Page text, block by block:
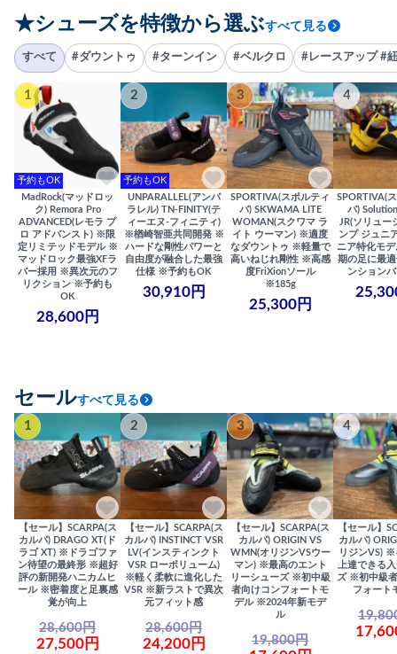
★シューズを特徴から選ぶすべて見る
すべて #ダウントゥ #ターンイン #ベルクロ #レースアップ #
1
予約もOK
MadRock(マッドロッ
ク) Remora Pro
ADVANCED(レモラ プ
ロ アドバンスト) ※限
定リミテッドモデル ※
マッドロック最強XFラ
バー採用 ※異次元のフ
リクション ※予約も
OK
28,600円
2
予約もOK
UNPARALLEL(アンパ
ラレル) TN-FINITY(テ
ィーエヌ-フィニティ)
※楢崎智亜共同開発 ※
ハードな剛性パワーと
自由度が融合した最強
仕様 ※予約もOK
30,910円
3
SPORTIVA(スポルティ
バ) SKWAMA LITE
WOMAN(スクワマ ラ
イト ウーマン) ※適度
なダウントゥ ※軽量で
高いねじれ剛性 ※高感
度FriXionソール
※185g
25,300円
4
SPORTIVA(
バ)
JR(ソリュー
ンプ ジュニ
ニア特化モ
期の足に最
ンション
セールすべて見る
1
【セール】SCARPA(ス
カルパ) DRAGO XT(ド
ラゴ XT) ※ドラゴファ
ン待望の最終形 ※超好
評の新開発ハニカムヒ
ール ※密着度と足裏感
覚が向上
28,600円
27,500円
2
【セール】SCARPA(ス
カルパ) INSTINCT VSR
LV(インスティンクト
VSR ローボリューム)
※軽く柔軟に進化した
VSR ※新ラストで異次
元フィット感
28,600円
24,200円
3
【セール】SCARPA(ス
カルパ) ORIGIN VS
WMN(オリジンVSウー
マン) ※最高のエント
リーシューズ ※初中級
者向けコンフォートモ
デル ※2024年新モデ
ル
19,800円
4
【セール】
カルパ)
リジンVS) ※
上達できる
ズ ※初中級
フォート